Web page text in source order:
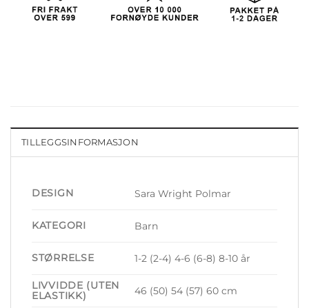
TILLEGGSINFORMASJON
DESIGN Sara Wright Polmar
KATEGORI Barn
STØRRELSE 1-2 (2-4) 4-6 (6-8) 8-10 år
LIVVIDDE (UTEN
ELASTIKK)
46 (50) 54 (57) 60 cm